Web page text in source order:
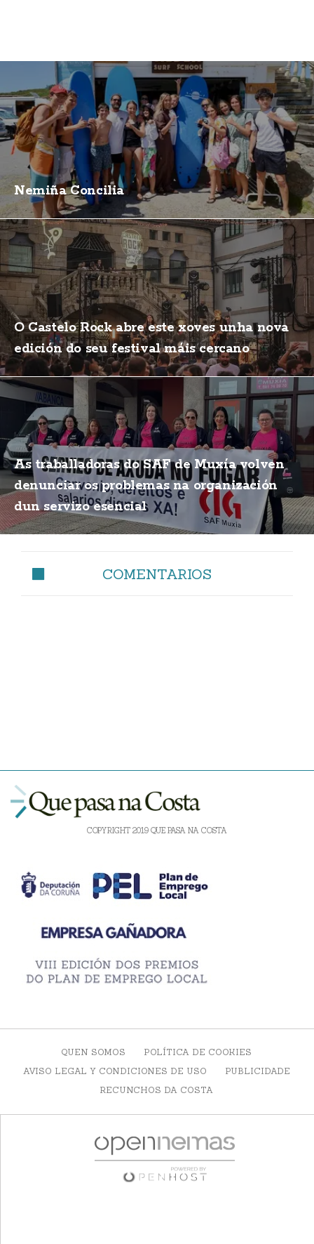
Nemiña Concilia
O Castelo Rock abre este xoves unha nova
edición do seu festival máis cercano
As traballadoras do SAF de Muxía volven
denunciar os problemas na organización
dun servizo esencial
COMENTARIOS
COPYRIGHT 2019 QUE PASA NA COSTA
QUEN SOMOS
POLÍTICA DE COOKIES
AVISO LEGAL Y CONDICIONES DE USO
PUBLICIDADE
RECUNCHOS DA COSTA